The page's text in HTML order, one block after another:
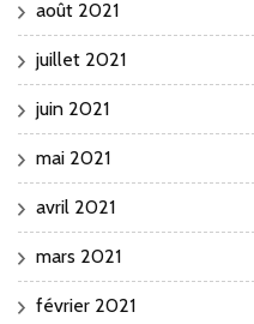
août 2021
juillet 2021
juin 2021
mai 2021
avril 2021
mars 2021
février 2021